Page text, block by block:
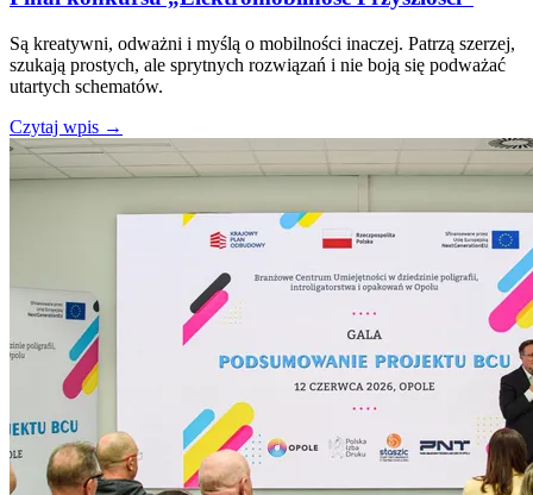
Są kreatywni, odważni i myślą o mobilności inaczej. Patrzą szerzej,
szukają prostych, ale sprytnych rozwiązań i nie boją się podważać
utartych schematów.
Czytaj wpis →